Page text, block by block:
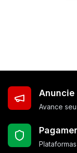
Anuncie
Avance